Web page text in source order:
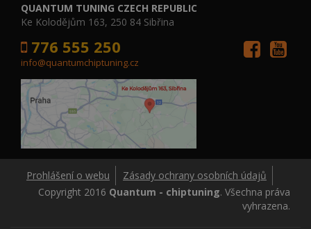
QUANTUM TUNING CZECH REPUBLIC
Ke Kolodějům 163, 250 84 Sibřina
776 555 250
info@quantumchiptuning.cz
Prohlášení o webu
Zásady ochrany osobních údajů
Copyright 2016 Quantum - chiptuning. Všechna práva
vyhrazena.